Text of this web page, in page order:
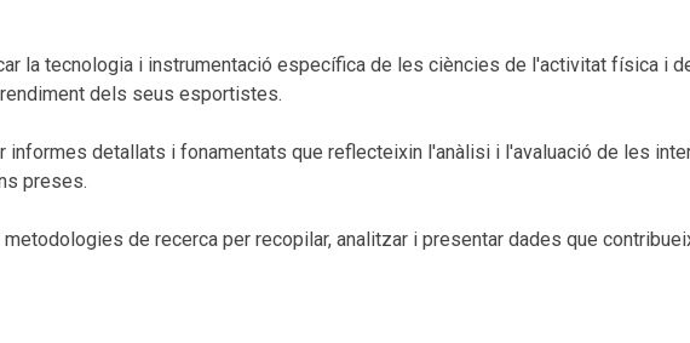
la tecnologia i instrumentació específica de les ciències de l'activitat física i
dels seus esportistes.
informes detallats i fonamentats que reflecteixin l'anàlisi i l'avaluació de les
preses.
de recerca per recopilar, analitzar i presentar dades que